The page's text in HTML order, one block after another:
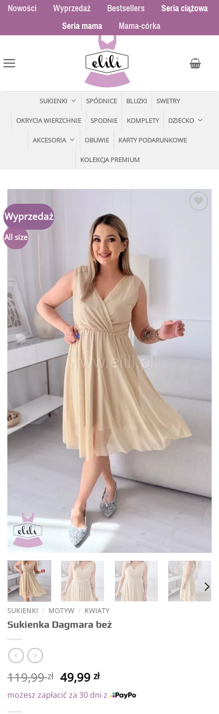
Przewiń
Nowości Wyprzedaż Bestsellers
Seria ciążowa
Seria mama
Mama-córka
SUKIENKI SPÓDNICE BLUZKI SWETRY
OKRYCIA WIERZCHNIE SPODNIE KOMPLETY DZIECKO
AKCESORIA OBUWIE KARTY PODARUNKOWE
KOLEKCJA PREMIUM
Wyprzedaż
All size
SUKIENKI / MOTYW / KWIATY
Sukienka Dagmara beż
119,99zł 49,99zł
możesz zapłacić za 30 dni z